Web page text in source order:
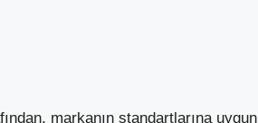
markanın standartlarına uygun